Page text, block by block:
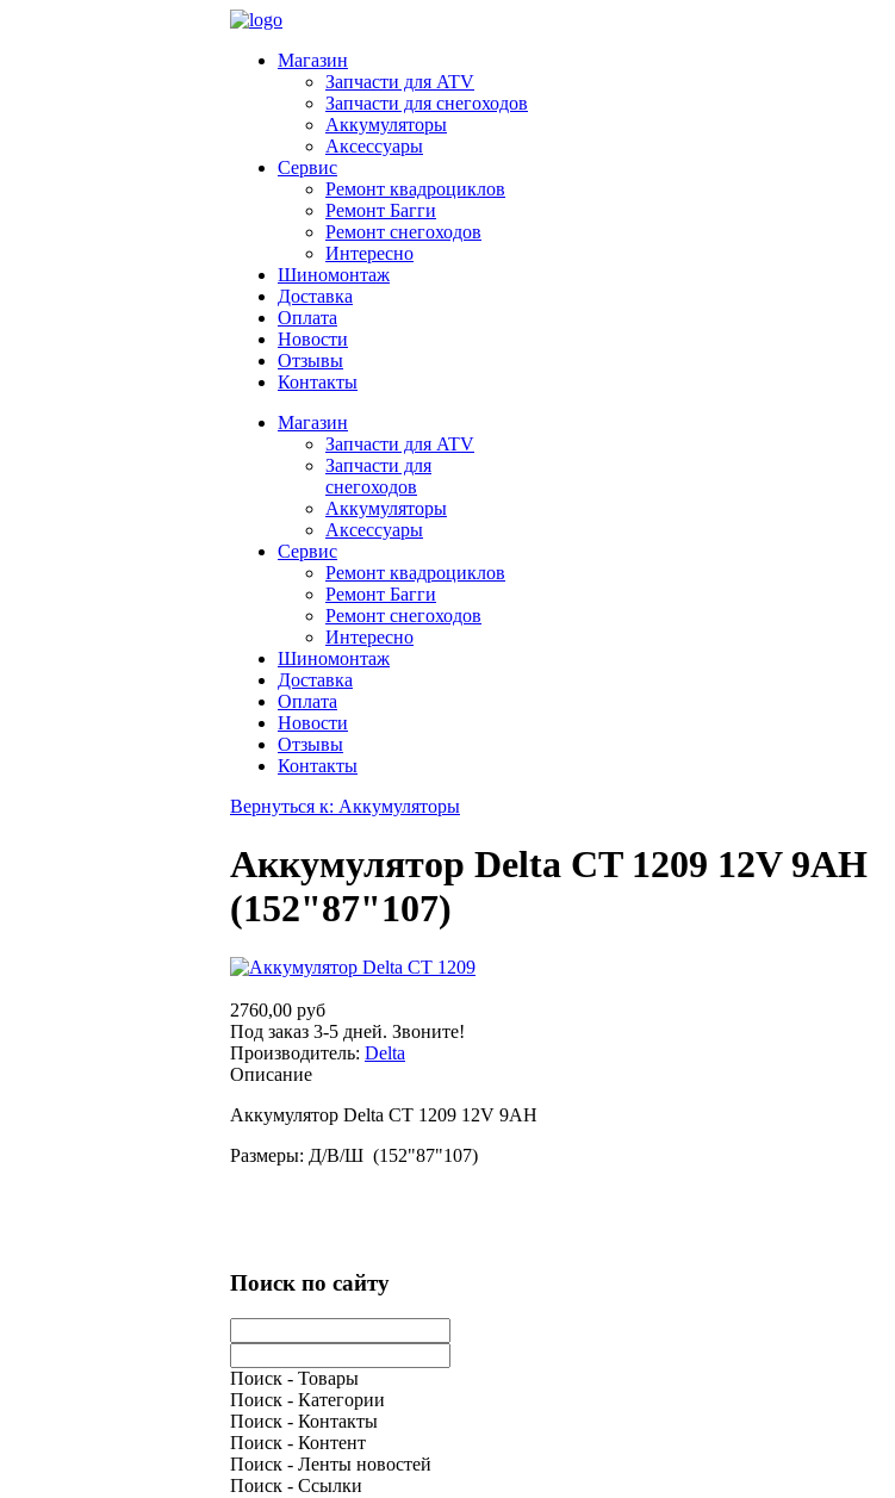
Магазин
Запчасти для ATV
Запчасти для снегоходов
Аккумуляторы
Аксессуары
Сервис
Ремонт квадроциклов
Ремонт Багги
Ремонт снегоходов
Интересно
Шиномонтаж
Доставка
Оплата
Новости
Отзывы
Контакты
Магазин
Запчасти для ATV
Запчасти для
снегоходов
Аккумуляторы
Аксессуары
Сервис
Ремонт квадроциклов
Ремонт Багги
Ремонт снегоходов
Интересно
Шиномонтаж
Доставка
Оплата
Новости
Отзывы
Контакты
Вернуться к: Аккумуляторы
Аккумулятор Delta CT 1209 12V 9AH
(152"87"107)
2760,00 руб
Под заказ 3-5 дней. Звоните!
Производитель: Delta
Описание
Аккумулятор Delta CT 1209 12V 9AH
Размеры: Д/В/Ш (152"87"107)
Поиск по сайту
Поиск - Товары
Поиск - Категории
Поиск - Контакты
Поиск - Контент
Поиск - Ленты новостей
Поиск - Ссылки